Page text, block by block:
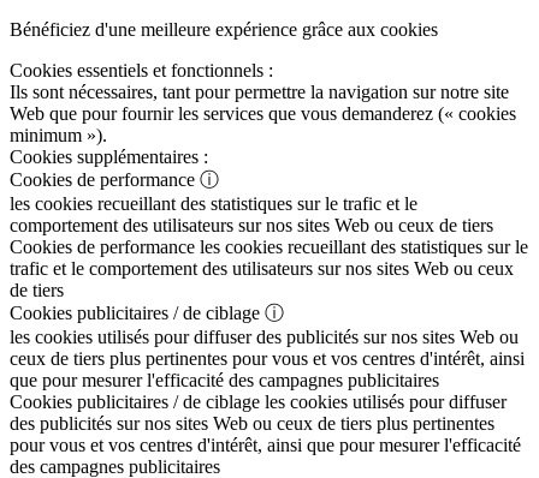
Bénéficiez d'une meilleure expérience grâce aux cookies
Cookies essentiels et fonctionnels :
Ils sont nécessaires, tant pour permettre la navigation sur notre site
Web que pour fournir les services que vous demanderez (« cookies
minimum »).
Cookies supplémentaires :
Cookies de performance ⓘ
les cookies recueillant des statistiques sur le trafic et le
comportement des utilisateurs sur nos sites Web ou ceux de tiers
Cookies de performance les cookies recueillant des statistiques sur le
trafic et le comportement des utilisateurs sur nos sites Web ou ceux
de tiers
Cookies publicitaires / de ciblage ⓘ
les cookies utilisés pour diffuser des publicités sur nos sites Web ou
ceux de tiers plus pertinentes pour vous et vos centres d'intérêt, ainsi
que pour mesurer l'efficacité des campagnes publicitaires
Cookies publicitaires / de ciblage les cookies utilisés pour diffuser
des publicités sur nos sites Web ou ceux de tiers plus pertinentes
pour vous et vos centres d'intérêt, ainsi que pour mesurer l'efficacité
des campagnes publicitaires